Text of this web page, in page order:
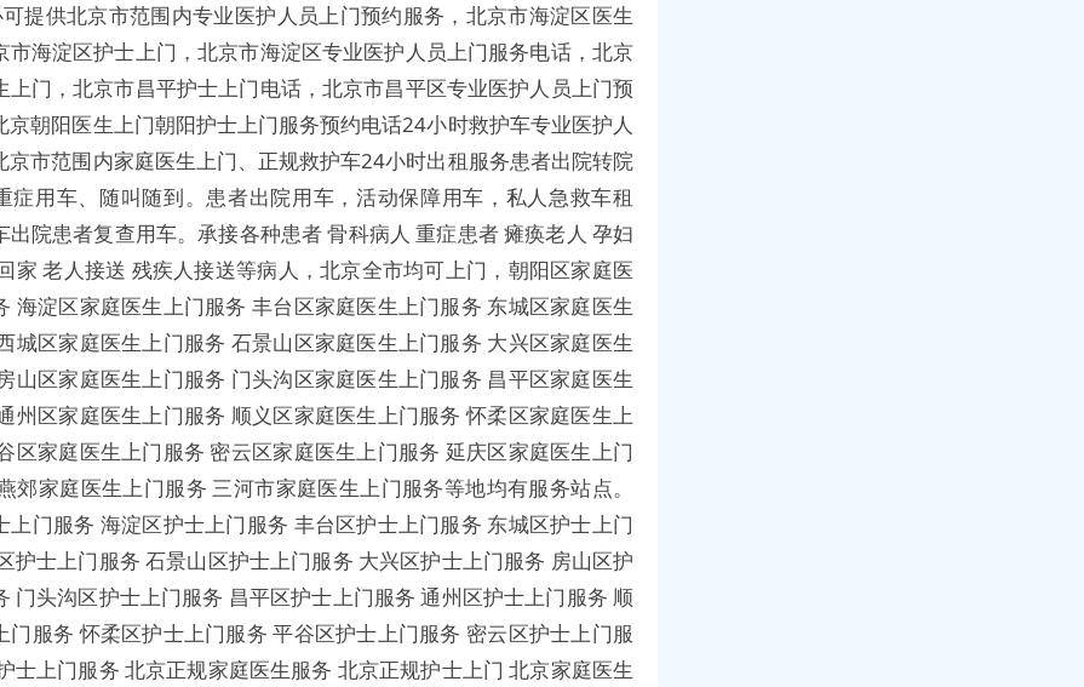
提供北京市范围内专业医护人员上门预约服务，北京市海淀区医生
市海淀区护士上门，北京市海淀区专业医护人员上门服务电话，北京
上门，北京市昌平护士上门电话，北京市昌平区专业医护人员上门预
京朝阳医生上门朝阳护士上门服务预约电话24小时救护车专业医护人
京市范围内家庭医生上门、正规救护车24小时出租服务患者出院转院
症用车、随叫随到。患者出院用车，活动保障用车，私人急救车租
出院患者复查用车。承接各种患者 骨科病人 重症患者 瘫痪老人 孕妇
家 老人接送 残疾人接送等病人，北京全市均可上门，朝阳区家庭医
海淀区家庭医生上门服务 丰台区家庭医生上门服务 东城区家庭医生
城区家庭医生上门服务 石景山区家庭医生上门服务 大兴区家庭医生
山区家庭医生上门服务 门头沟区家庭医生上门服务 昌平区家庭医生
州区家庭医生上门服务 顺义区家庭医生上门服务 怀柔区家庭医生上
区家庭医生上门服务 密云区家庭医生上门服务 延庆区家庭医生上门
郊家庭医生上门服务 三河市家庭医生上门服务等地均有服务站点。
上门服务 海淀区护士上门服务 丰台区护士上门服务 东城区护士上门
护士上门服务 石景山区护士上门服务 大兴区护士上门服务 房山区护
门头沟区护士上门服务 昌平区护士上门服务 通州区护士上门服务 顺
门服务 怀柔区护士上门服务 平谷区护士上门服务 密云区护士上门服
士上门服务 北京正规家庭医生服务 北京正规护士上门 北京家庭医生